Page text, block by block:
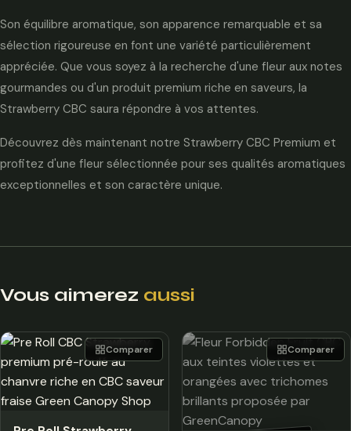
Son équilibre aromatique, son apparence remarquable et sa
sélection rigoureuse en font une variété particulièrement
appréciée. Que vous soyez à la recherche d'une fleur aux notes
gourmandes ou d'un produit premium riche en saveurs, la
Strawberry CBC saura répondre à vos attentes.
Découvrez dès maintenant notre Strawberry CBC Premium et
profitez d'une fleur sélectionnée pour ses qualités aromatiques
exceptionnelles et son caractère unique.
Vous aimerez aussi
Comparer Comparer